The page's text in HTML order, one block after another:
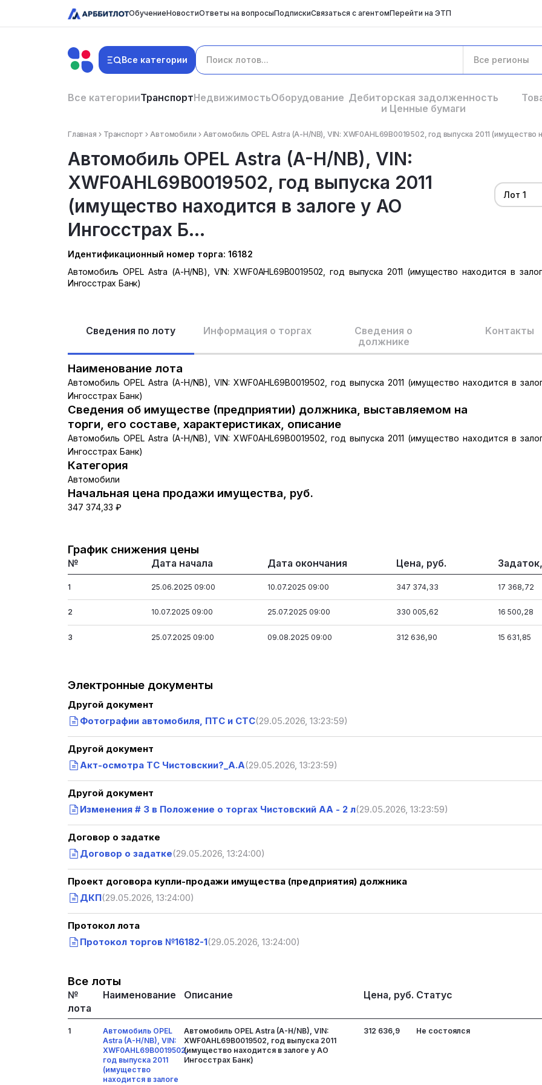
ОбучениеНовостиОтветы на вопросыПодпискиСвязаться с агентомПерейти на ЭТП
Все категории Все регионы
Все категорииТранспортНедвижимостьОборудование Дебиторская задолженность
и Ценные бумаги
Главная Транспорт Автомобили Автомобиль OPEL Astra (A-H/NB), VIN: XWF0AHL69B0019502, год выпуска 2011 (имущество
Автомобиль OPEL Astra (A-H/NB), VIN:
XWF0AHL69B0019502, год выпуска 2011
(имущество находится в залоге у АО
Ингосстрах Б...
Лот 1
Идентификационный номер торга: 16182
Автомобиль OPEL Astra (A-H/NB), VIN: XWF0AHL69B0019502, год выпуска 2011 (имущество находится в
Ингосстрах Банк)
Сведения по лоту Информация о торгах
Сведения о
должнике
Kонтакты
Наименование лота
Автомобиль OPEL Astra (A-H/NB), VIN: XWF0AHL69B0019502, год выпуска 2011 (имущество находится в
Ингосстрах Банк)
Сведения об имуществе (предприятии) должника, выставляемом на
торги, его составе, характеристиках, описание
Автомобиль OPEL Astra (A-H/NB), VIN: XWF0AHL69B0019502, год выпуска 2011 (имущество находится в
Ингосстрах Банк)
Категория
Автомобили
Начальная цена продажи имущества, руб.
347 374,33 ₽
График снижения цены
№ Дата начала Дата окончания Цена, руб.
1 25.06.2025 09:00 10.07.2025 09:00 347 374,33 17 368,72
2 10.07.2025 09:00 25.07.2025 09:00 330 005,62 16 500,28
3 25.07.2025 09:00 09.08.2025 09:00 312 636,90 15 631,85
Электронные документы
Другой документ
Фотографии автомобиля, ПТС и СТС(29.05.2026, 13:23:59)
Другой документ
Акт-осмотра ТС Чистовскии?_А.А(29.05.2026, 13:23:59)
Другой документ
Изменения # 3 в Положение о торгах Чистовский АА - 2 л(29.05.2026, 13:23:59)
Договор о задатке
Договор о задатке(29.05.2026, 13:24:00)
Проект договора купли-продажи имущества (предприятия) должника
ДКП(29.05.2026, 13:24:00)
Протокол лота
Протокол торгов №16182-1(29.05.2026, 13:24:00)
Все лоты
№
лота
Наименование Описание Цена, руб. Статус
1
Автомобиль OPEL
Astra (A-H/NB), VIN:
XWF0AHL69B0019502,
год выпуска 2011
(имущество
находится в залоге
Автомобиль OPEL Astra (A-H/NB), VIN:
XWF0AHL69B0019502, год выпуска 2011
(имущество находится в залоге у АО
Ингосстрах Банк)
312 636,9 Не состоялся